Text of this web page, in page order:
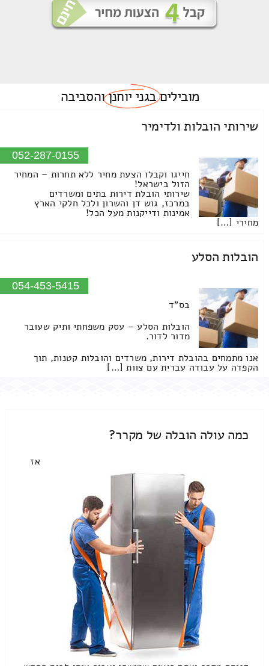
מוביליםבגני יוחנןוהסביבה
שירותי הובלות ולדימיר
052-287-0155
חייגו וקבלו הצעת מחיר ללא תחרות – המחיר
הזול בישראל!
שירותי הובלת דירות בתים ומשרדים
במרכז, גוש דן והשרון ולכל חלקי הארץ
אמינות ודייקנות מעל הכל!
מחירי […]
הובלות הסלע
054-453-5415
בס"ד
הובלות הסלע – עסק משפחתי ותיק שעובר
מדור לדור.
אנו מתמחים בהובלת דירות, משרדים והובלות קטנות, תוך
הקפדה על עבודה עברית עם צוות […]
כמה עולה הובלה של מקרר?
אז